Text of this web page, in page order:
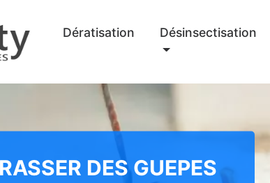
Dératisation Désinsectisation
DES GUEPES